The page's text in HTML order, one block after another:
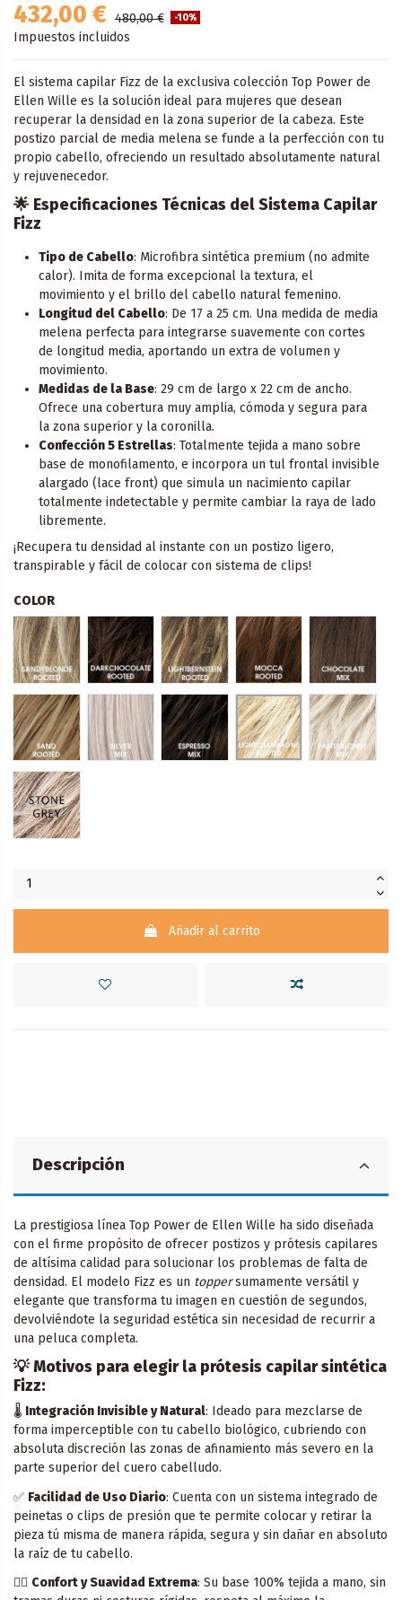
432,00 € 480,00 € -10%
Impuestos incluidos
El sistema capilar Fizz de la exclusiva colección Top Power de
Ellen Wille es la solución ideal para mujeres que desean
recuperar la densidad en la zona superior de la cabeza. Este
postizo parcial de media melena se funde a la perfección con tu
propio cabello, ofreciendo un resultado absolutamente natural
y rejuvenecedor.
🌟 Especificaciones Técnicas del Sistema Capilar
Fizz
Tipo de Cabello: Microfibra sintética premium (no admite
calor). Imita de forma excepcional la textura, el
movimiento y el brillo del cabello natural femenino.
Longitud del Cabello: De 17 a 25 cm. Una medida de media
melena perfecta para integrarse suavemente con cortes
de longitud media, aportando un extra de volumen y
movimiento.
Medidas de la Base: 29 cm de largo x 22 cm de ancho.
Ofrece una cobertura muy amplia, cómoda y segura para
la zona superior y la coronilla.
Confección 5 Estrellas: Totalmente tejida a mano sobre
base de monofilamento, e incorpora un tul frontal invisible
alargado (lace front) que simula un nacimiento capilar
totalmente indetectable y permite cambiar la raya de lado
libremente.
¡Recupera tu densidad al instante con un postizo ligero,
transpirable y fácil de colocar con sistema de clips!
COLOR
Sandyblonde Rooted - Raíz oscura 16.22.14
Darkchocolate Rooted - Raiz oscura 6.33.4
Lightbernstein Rooted - Raiz Oscura
Mocca Rooted - Raiz
Sand Rooted - Raiz oscura 14.26.20
Silver Mix - Mechas 60.56Espresso Mix - Mechas 4.6.2
Lightchampagne
STONEGREY
Añadir al carrito
Descripción
La prestigiosa línea Top Power de Ellen Wille ha sido diseñada
con el firme propósito de ofrecer postizos y prótesis capilares
de altísima calidad para solucionar los problemas de falta de
densidad. El modelo Fizz es un toppersumamente versátil y
elegante que transforma tu imagen en cuestión de segundos,
devolviéndote la seguridad estética sin necesidad de recurrir a
una peluca completa.
💡Motivos para elegir la prótesis capilar sintética
Fizz:
🌡️ Integración Invisible y Natural: Ideado para mezclarse de
forma imperceptible con tu cabello biológico, cubriendo con
absoluta discreción las zonas de afinamiento más severo en la
parte superior del cuero cabelludo.
✅ Facilidad de Uso Diario: Cuenta con un sistema integrado de
peinetas o clips de presión que te permite colocar y retirar la
pieza tú misma de manera rápida, segura y sin dañar en absoluto
la raíz de tu cabello.
🧘‍♀️ Confort y Suavidad Extrema: Su base 100% tejida a mano, sin